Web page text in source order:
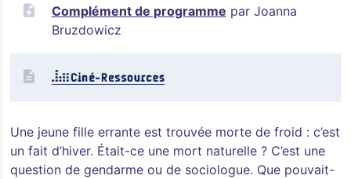
Complément de programme par Joanna
Bruzdowicz
Une jeune fille errante est trouvée morte de froid : c’est
un fait d’hiver. Était-ce une mort naturelle ? C’est une
question de gendarme ou de sociologue. Que pouvait-